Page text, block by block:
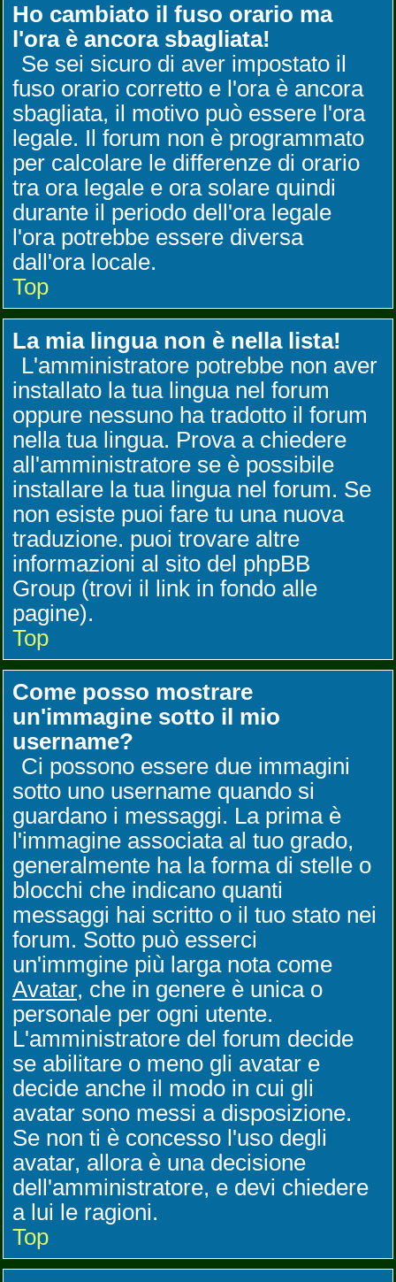
Ho cambiato il fuso orario ma
l'ora è ancora sbagliata!
Se sei sicuro di aver impostato il
fuso orario corretto e l'ora è ancora
sbagliata, il motivo può essere l'ora
legale. Il forum non è programmato
per calcolare le differenze di orario
tra ora legale e ora solare quindi
durante il periodo dell'ora legale
l'ora potrebbe essere diversa
dall'ora locale.
Top
La mia lingua non è nella lista!
L'amministratore potrebbe non aver
installato la tua lingua nel forum
oppure nessuno ha tradotto il forum
nella tua lingua. Prova a chiedere
all'amministratore se è possibile
installare la tua lingua nel forum. Se
non esiste puoi fare tu una nuova
traduzione. puoi trovare altre
informazioni al sito del phpBB
Group (trovi il link in fondo alle
pagine).
Top
Come posso mostrare
un'immagine sotto il mio
username?
Ci possono essere due immagini
sotto uno username quando si
guardano i messaggi. La prima è
l'immagine associata al tuo grado,
generalmente ha la forma di stelle o
blocchi che indicano quanti
messaggi hai scritto o il tuo stato nei
forum. Sotto può esserci
un'immgine più larga nota come
Avatar, che in genere è unica o
personale per ogni utente.
L'amministratore del forum decide
se abilitare o meno gli avatar e
decide anche il modo in cui gli
avatar sono messi a disposizione.
Se non ti è concesso l'uso degli
avatar, allora è una decisione
dell'amministratore, e devi chiedere
a lui le ragioni.
Top